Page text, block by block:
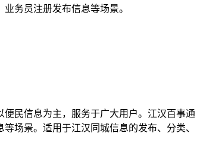
务员注册发布信息等场景。
民信息为主，服务于广大用户。江汉百事通
场景。适用于江汉同城信息的发布、分类、